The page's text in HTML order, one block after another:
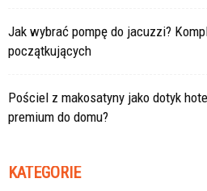
Jak wybrać pompę do jacuzzi?
początkujących
Pościel z makosatyny jako dotyk
premium do domu?
KATEGORIE